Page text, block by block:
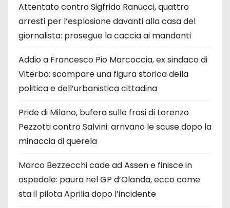
Attentato contro Sigfrido Ranucci, quattro
arresti per l’esplosione davanti alla casa del
giornalista: prosegue la caccia ai mandanti
Addio a Francesco Pio Marcoccia, ex sindaco di
Viterbo: scompare una figura storica della
politica e dell’urbanistica cittadina
Pride di Milano, bufera sulle frasi di Lorenzo
Pezzotti contro Salvini: arrivano le scuse dopo la
minaccia di querela
Marco Bezzecchi cade ad Assen e finisce in
ospedale: paura nel GP d’Olanda, ecco come
sta il pilota Aprilia dopo l’incidente